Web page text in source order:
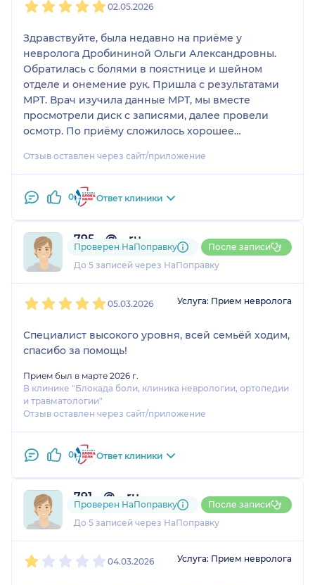
02.05.2026
Здравствуйте, была недавно на приёме у
невролога Дробининой Ольги Александровны.
Обратилась с болями в поястнице и шейном
отделе и онемение рук. Пришла с результатами
МРТ. Врач изучила данные МРТ, мы вместе
просмотрели диск с записями, далее провели
осмотр. По приёму сложилось хорошее
невролог. Решили делать капельницы, далее
капельниц почувствовала облегчение. Надеюсь,
что лечение мне поможет.
Отзыв оставлен через сайт/приложение
0 Ответ клиники
795....@....ru
1 отзыв
До 5 записей через НаПоправку
Проверен НаПоправку После записи
05.03.2026 Услуга: Прием невролога
Специалист высокого уровня, всей семьёй ходим,
спасибо за помощь!
Прием был в марте 2026 г.
В клинике "Блокада боли, клиника неврологии, ортопедии
и травматологии"
Отзыв оставлен через сайт/приложение
0 Ответ клиники
791....@....ru
1 отзыв
До 5 записей через НаПоправку
Проверен НаПоправку После записи
04.03.2026 Услуга: Прием невролога